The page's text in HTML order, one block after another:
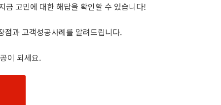
금 고민에 대한 해답을 확인할 수 있습니다!
과 고객성공사례를 알려드립니다.
이 되세요.